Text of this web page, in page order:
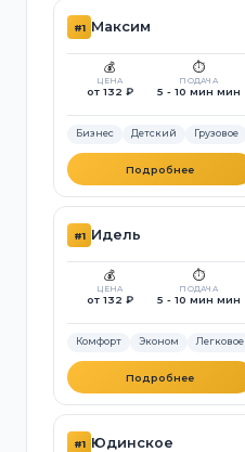
#1 Максим
💰
ЦЕНА
от 132 ₽
⏱️
ПОДАЧА
5 - 10 мин мин
Бизнес Детский Грузовое
Подробнее
#1 Идель
💰
ЦЕНА
от 132 ₽
⏱️
ПОДАЧА
5 - 10 мин мин
Комфорт Эконом Легковое
Подробнее
#1 Юдинское